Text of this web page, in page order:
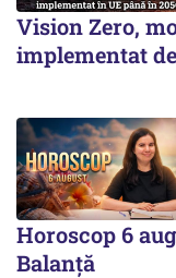
Vision Zero,
implementat
Horoscop 6
Balanță